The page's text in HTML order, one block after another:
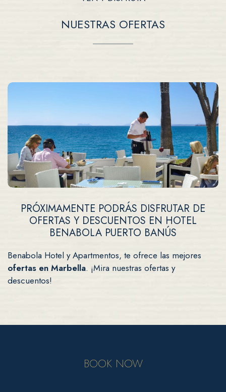
NUESTRAS OFERTAS
PRÓXIMAMENTE PODRÁS DISFRUTAR DE
OFERTAS Y DESCUENTOS EN HOTEL
BENABOLA PUERTO BANÚS
Benabola Hotel y Apartmentos, te ofrece las mejores
ofertas en Marbella. ¡Mira nuestras ofertas y
descuentos!
BOOK NOW